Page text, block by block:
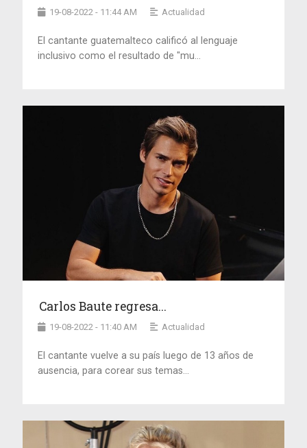
19-08-2022 - 11:44 AM Actualidad
El cantante guatemalteco calificó al lenguaje
inclusivo como el resultado de "mu...
Carlos Baute regresa...
19-08-2022 - 11:40 AM Actualidad
El cantante vuelve a su país luego de 13 años de
ausencia, para corear sus temas...